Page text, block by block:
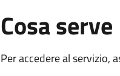
Cosa serve
Per accedere al servizio,